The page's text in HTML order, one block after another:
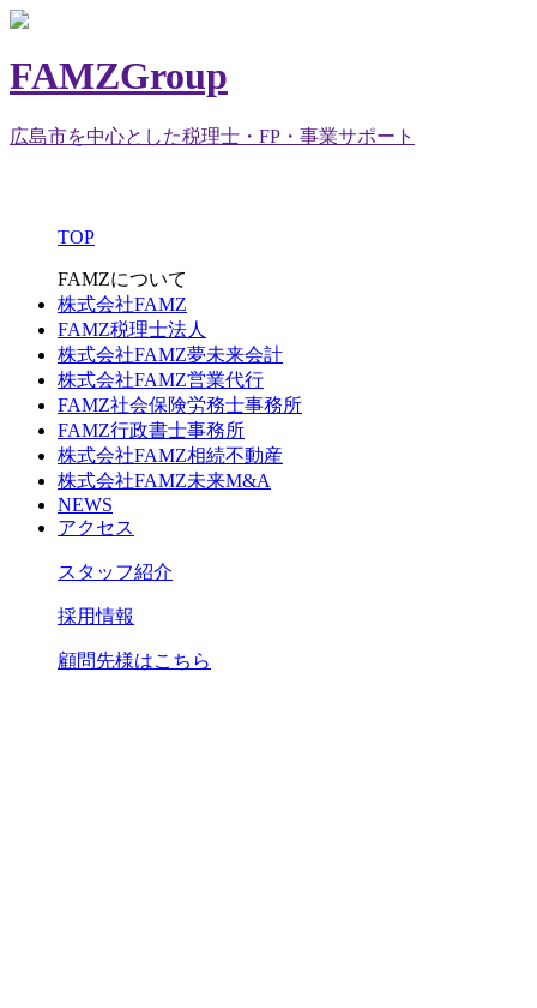
FAMZGroup
広島市を中心とした税理士・FP・事業サポート
TOP
FAMZについて
株式会社FAMZ
FAMZ税理士法人
株式会社FAMZ夢未来会計
株式会社FAMZ営業代行
FAMZ社会保険労務士事務所
FAMZ行政書士事務所
株式会社FAMZ相続不動産
株式会社FAMZ未来M&A
NEWS
アクセス
スタッフ紹介
採用情報
顧問先様はこちら